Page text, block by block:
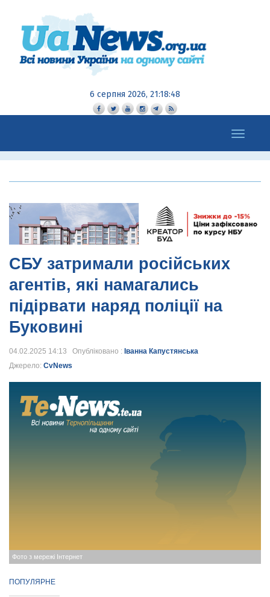
6 серпня 2026, 21:18:50
Toggle
navigation
СБУ затримали російських
агентів, які намагались
підірвати наряд поліції на
Буковині
04.02.2025 14:13 Опубліковано : Іванна Капустянська
Джерело: CvNews
Фото з мережі Інтернет
ПОПУЛЯРНЕ